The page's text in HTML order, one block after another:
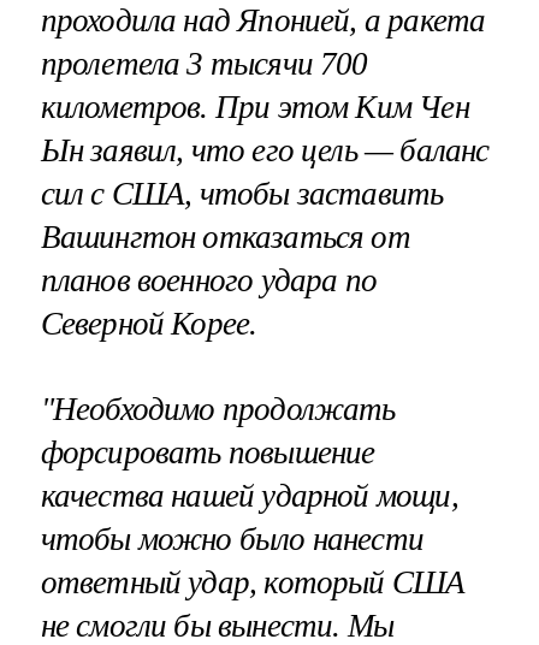
проходила над Японией, а ракета
пролетела 3 тысячи 700
километров. При этом Ким Чен
Ын заявил, что его цель — баланс
сил с США, чтобы заставить
Вашингтон отказаться от
планов военного удара по
Северной Корее.
"Необходимо продолжать
форсировать повышение
качества нашей ударной мощи,
чтобы можно было нанести
ответный удар, который США
не смогли бы вынести. Мы